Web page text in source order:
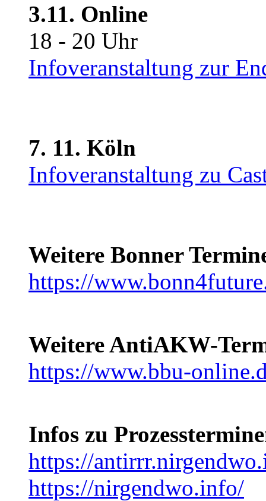
3.11. Online
18 - 20 Uhr
Infoveranstaltung zur
7. 11. Köln
Infoveranstaltung zu
Weitere Bonner
https://
Weitere AntiAKW-
https://www.bbu-
Infos zu
https://
https://nirgendwo.info/